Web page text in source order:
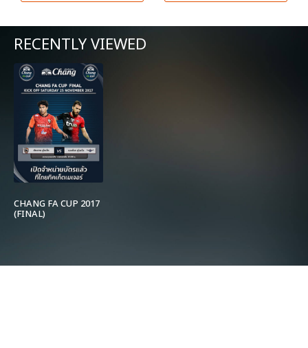
RECENTLY VIEWED
CHANG FA CUP 2017
(FINAL)